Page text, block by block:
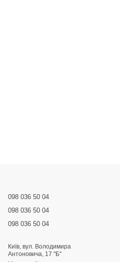
098 036 50 04
098 036 50 04
098 036 50 04
Київ, вул. Володимира
Антоновича, 17 "Б"